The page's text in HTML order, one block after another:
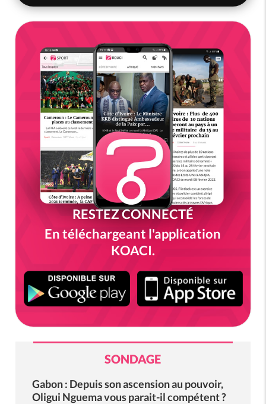
RESTEZ CONNECTÉ
En téléchargeant l'application
KOACI.
SONDAGE
Gabon : Depuis son ascension au pouvoir,
Oligui Nguema vous parait-il compétent ?